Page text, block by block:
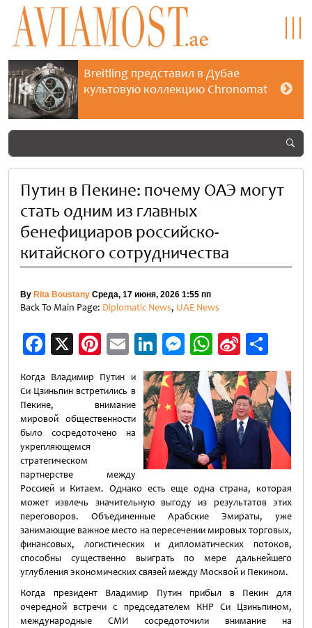
Breitling представил в Дубае
культовую коллекцию Chronomat
Путин в Пекине: почему ОАЭ могут
стать одним из главных
бенефициаров российско-
китайского сотрудничества
By Rita Boustany Среда, 17 июня, 2026 1:55 пп
Back To Main Page: Diplomatic News, UAE News
Facebook
X Pinterest
EmailLinkedIn
Messenger
WhatsApp
Sina
Weibo
Когда Владимир Путин и
Си Цзиньпин встретились в
Пекине, внимание
мировой общественности
было сосредоточено на
укрепляющемся
стратегическом
партнерстве между
Россией и Китаем. Однако есть еще одна страна, которая
может извлечь значительную выгоду из результатов этих
переговоров. Объединенные Арабские Эмираты, уже
занимающие важное место на пересечении мировых торговых,
финансовых, логистических и дипломатических потоков,
способны существенно выиграть по мере дальнейшего
углубления экономических связей между Москвой и Пекином.
Когда президент Владимир Путин прибыл в Пекин для
очередной встречи с председателем КНР Си Цзиньпином,
международные СМИ сосредоточили внимание на